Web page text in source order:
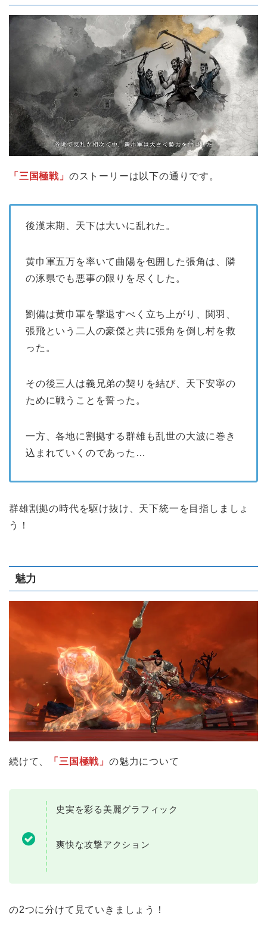
「三国極戦」 のストーリーは以下の通りです。
後漢末期、天下は大いに乱れた。
黄巾軍五万を率いて曲陽を包囲した張角は、隣
の涿県でも悪事の限りを尽くした。
劉備は黄巾軍を撃退すべく立ち上がり、関羽、
張飛という二人の豪傑と共に張角を倒し村を救
った。
その後三人は義兄弟の契りを結び、天下安寧の
ために戦うことを誓った。
一方、各地に割拠する群雄も乱世の大波に巻き
込まれていくのであった…
群雄割拠の時代を駆け抜け、天下統一を目指しましょ
う！
魅力
続けて、 「三国極戦」の魅力について
史実を彩る美麗グラフィック
爽快な攻撃アクション
の2つに分けて見ていきましょう！